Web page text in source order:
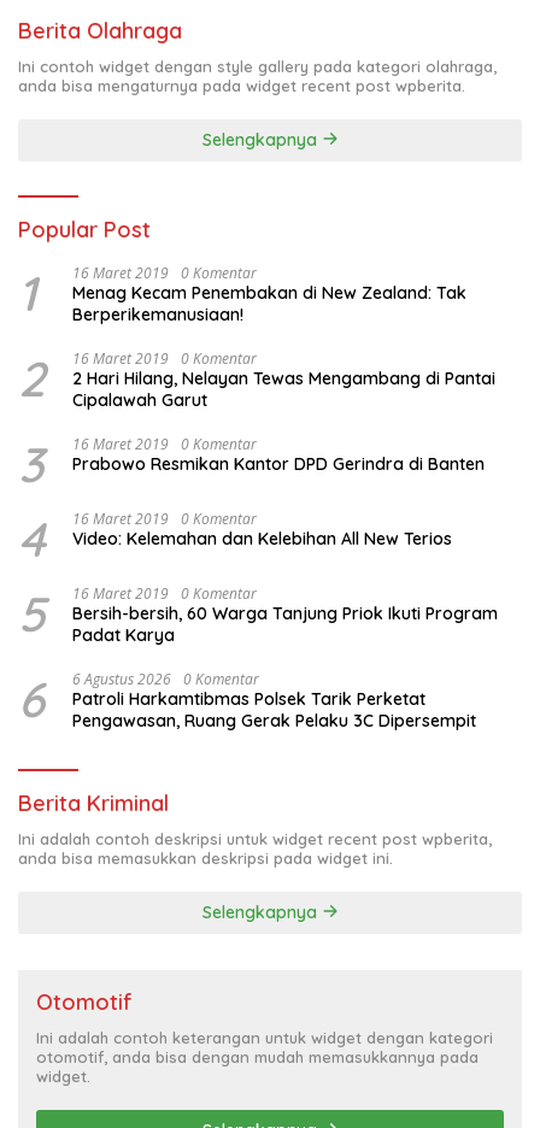
Berita Olahraga
Ini contoh widget dengan style gallery pada kategori olahraga,
anda bisa mengaturnya pada widget recent post wpberita.
Selengkapnya
Popular Post
1 16 Maret 2019 0 Komentar
Menag Kecam Penembakan di New Zealand: Tak
Berperikemanusiaan!
2 16 Maret 2019 0 Komentar
2 Hari Hilang, Nelayan Tewas Mengambang di Pantai
Cipalawah Garut
3 16 Maret 2019 0 Komentar
Prabowo Resmikan Kantor DPD Gerindra di Banten
4 16 Maret 2019 0 Komentar
Video: Kelemahan dan Kelebihan All New Terios
5 16 Maret 2019 0 Komentar
Bersih-bersih, 60 Warga Tanjung Priok Ikuti Program
Padat Karya
6 6 Agustus 2026 0 Komentar
Patroli Harkamtibmas Polsek Tarik Perketat
Pengawasan, Ruang Gerak Pelaku 3C Dipersempit
Berita Kriminal
Ini adalah contoh deskripsi untuk widget recent post wpberita,
anda bisa memasukkan deskripsi pada widget ini.
Selengkapnya
Otomotif
Ini adalah contoh keterangan untuk widget dengan kategori
otomotif, anda bisa dengan mudah memasukkannya pada
widget.